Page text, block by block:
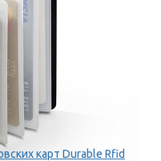
карт Durable Rfid